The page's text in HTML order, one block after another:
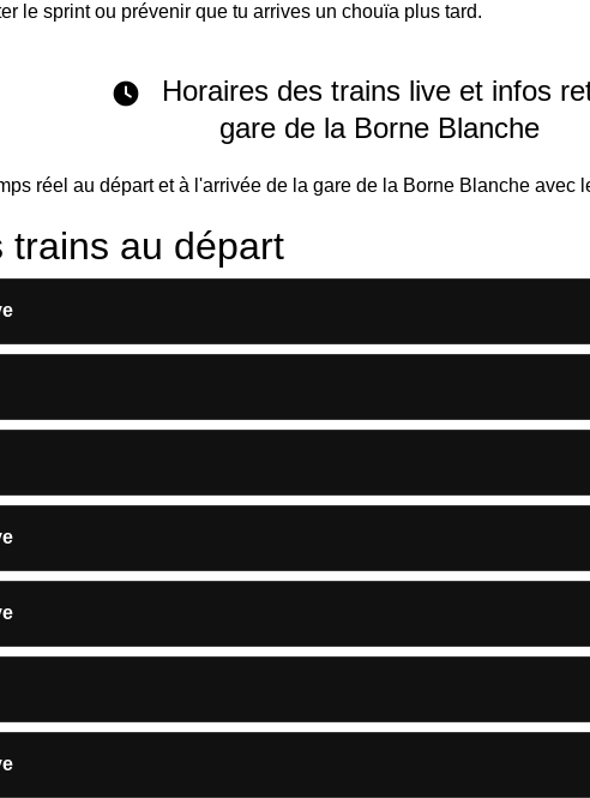
le sprint ou prévenir que tu arrives un chouïa plus tard.
Horaires des trains live et infos
gare de la Borne Blanche
réel au départ et à l'arrivée de la gare de la Borne Blanche avec
trains au départ